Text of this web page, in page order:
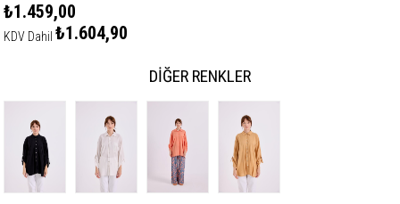
₺1.459,00
KDV Dahil ₺1.604,90
DIĞER RENKLER